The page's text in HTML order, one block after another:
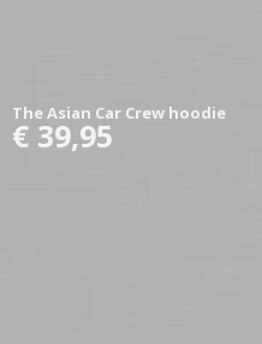
The Asian Car Crew hoodie
€ 39,95